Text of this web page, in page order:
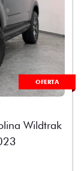
OFERTA
Wildtrak